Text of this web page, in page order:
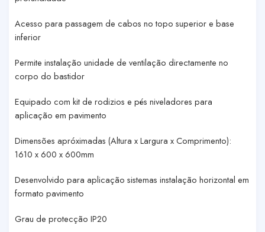
Acesso para passagem de cabos no topo superior e base
inferior
Permite instalação unidade de ventilação directamente no
corpo do bastidor
Equipado com kit de rodizios e pés niveladores para
aplicação em pavimento
Dimensões apróximadas (Altura x Largura x Comprimento):
1610 x 600 x 600mm
Desenvolvido para aplicação sistemas instalação horizontal em
formato pavimento
Grau de protecção IP20